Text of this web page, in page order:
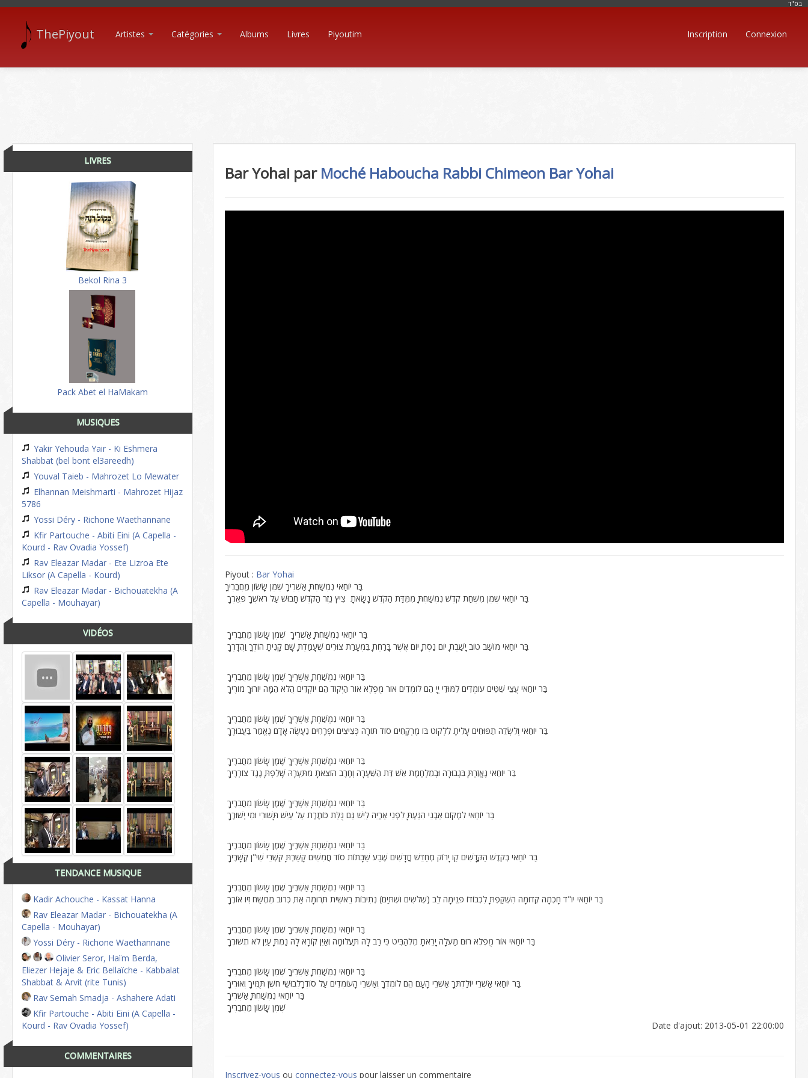
בּס"ד
ThePiyout Artistes Catégories Albums Livres Piyoutim Inscription Connexion
LIVRES
Bekol Rina 3
Pack Abet el HaMakam
MUSIQUES
Yakir Yehouda Yair - Ki Eshmera
Shabbat (bel bont el3areedh)
Youval Taieb - Mahrozet Lo Mewater
Elhannan Meishmarti - Mahrozet Hijaz
5786
Yossi Déry - Richone Waethannane
Kfir Partouche - Abiti Eini (A Capella -
Kourd - Rav Ovadia Yossef)
Rav Eleazar Madar - Ete Lizroa Ete
Liksor (A Capella - Kourd)
Rav Eleazar Madar - Bichouatekha (A
Capella - Mouhayar)
VIDÉOS
TENDANCE MUSIQUE
Kadir Achouche - Kassat Hanna
Rav Eleazar Madar - Bichouatekha (A
Capella - Mouhayar)
Yossi Déry - Richone Waethannane
Olivier Seror, Haïm Berda,
Eliezer Hejaje & Eric Bellaïche - Kabbalat
Shabbat & Arvit (rite Tunis)
Rav Semah Smadja - Ashahere Adati
Kfir Partouche - Abiti Eini (A Capella -
Kourd - Rav Ovadia Yossef)
COMMENTAIRES
Bar Yohai par Moché Haboucha Rabbi Chimeon Bar Yohai
Piyout : Bar Yohai
בַּר יוֹחַאי נִמְשַׁחְתָּ אַשְׁרֶיךָ שֶׁמֶן שָׂשׂוֹן מֵחֲבֵרֶיךָ
בַּר יוֹחַאי שֶׁמֶן מִשְׁחַת קֹדֶשׁ נִמְשַׁחְתָּ מִמִּדַּת הַקֹּדֶשׁ נָשָׂאתָ צִיץ נֵזֶר הַקֹּדֶשׁ חָבוּשׁ עַל רֹאשְׁךָ פְּאֵרֶךָ
בַּר יוֹחַאי נִמְשַׁחְתָּ אַשְׁרֶיךָ שֶׁמֶן שָׂשׂוֹן מֵחֲבֵרֶיךָ
בַּר יוֹחַאי מוֹשַׁב טוֹב יָשַׁבְתָּ יוֹם נַסְתָּ יוֹם אֲשֶׁר בָּרַחְתָּ בִּמְעָרַת צוּרִים שֶׁעָמַדְתָּ שָׁם קָנִיתָ הוֹדְךָ וַהֲדָרֶךָ
בַּר יוֹחַאי נִמְשַׁחְתָּ אַשְׁרֶיךָ שֶׁמֶן שָׂשׂוֹן מֵחֲבֵרֶיךָ
בַּר יוֹחַאי עֲצֵי שִׁטִּים עוֹמְדִים לִמּוּדֵי יְיָ הֵם לוֹמְדִים אוֹר מֻפְלֶא אוֹר הַיְקוֹד הֵם יוֹקְדִים הֲלֹא הֵמָּה יוֹרוּךָ מוֹרֶיךָ
בַּר יוֹחַאי נִמְשַׁחְתָּ אַשְׁרֶיךָ שֶׁמֶן שָׂשׂוֹן מֵחֲבֵרֶיךָ
בַּר יוֹחַאי וְלִשְׂדֵה תַפּוּחִים עָלִיתָ לִלְקוֹט בּוֹ מֶרְקָחִים סוֹד תּוֹרָה כְּצִיצִים וּפְרָחִים נַעֲשֶׂה אָדָם נֶאֱמַר בַּעֲבוּרֶךָ
בַּר יוֹחַאי נִמְשַׁחְתָּ אַשְׁרֶיךָ שֶׁמֶן שָׂשׂוֹן מֵחֲבֵרֶיךָ
בַּר יוֹחַאי נֶאֱזַרְתָּ בִּגְבוּרָה וּבְמִלְחֶמֶת אֵשׁ דַּת הַשַּׁעְרָה וְחֶרֶב הוֹצֵאתָ מִתַּעְרָהּ שָׁלַפְתָּ נֶגֶד צוֹרְרֶיךָ
בַּר יוֹחַאי נִמְשַׁחְתָּ אַשְׁרֶיךָ שֶׁמֶן שָׂשׂוֹן מֵחֲבֵרֶיךָ
בַּר יוֹחַאי לִמְקוֹם אַבְנֵי הִגַּעְתָּ לִפְנֵי אַרְיֵה לַיִשׁ גַּם גֻּלַּת כּוֹתֶרֶת עַל עַיִשׁ תָּשׁוּרִי וּמִי יְשׁוּרֶךָ
בַּר יוֹחַאי נִמְשַׁחְתָּ אַשְׁרֶיךָ שֶׁמֶן שָׂשׂוֹן מֵחֲבֵרֶיךָ
בַּר יוֹחַאי בְּקֹדֶשׁ הַקֳּדָשִׁים קַו יָרוֹק מְחַדֵּשׁ חֳדָשִׁים שֶׁבַע שַׁבָּתוֹת סוֹד חֲמִשִּׁים קָשַׁרְתָּ קִשְׁרֵי שִׁי"ן קְשָׁרֶיךָ
בַּר יוֹחַאי נִמְשַׁחְתָּ אַשְׁרֶיךָ שֶׁמֶן שָׂשׂוֹן מֵחֲבֵרֶיךָ
בַּר יוֹחַאי יוּ"ד חָכְמָה קְדוּמָה הִשְׁקַפְתָּ לִכְבוֹדוֹ פְּנִימָה לֵב (שְׁלשִׁים וּשְׁתַּיִם) נְתִיבוֹת רֵאשִׁית תְּרוּמָה אַתְּ כְּרוּב מִמְשַׁח זִיו אוֹרֶךָ
בַּר יוֹחַאי נִמְשַׁחְתָּ אַשְׁרֶיךָ שֶׁמֶן שָׂשׂוֹן מֵחֲבֵרֶיךָ
בַּר יוֹחַאי אוֹר מֻפְלֶא רוּם מַעְלָה יָרֵאתָ מִלְהַבִּיט כִּי רַב לָהּ תַּעֲלוּמָה וְאַיִן קוֹרָא לָהּ נַמְתָּ עַיִן לֹא תְשׁוּרֶךָ
בַּר יוֹחַאי נִמְשַׁחְתָּ אַשְׁרֶיךָ שֶׁמֶן שָׂשׂוֹן מֵחֲבֵרֶיךָ
בַּר יוֹחַאי אַשְׁרֵי יוֹלַדְתֶּךָ אַשְׁרֵי הָעָם הֵם לוֹמְדֶךָ וְאַשְׁרֵי הָעוֹמְדִים עַל סוֹדֶךָלְבוּשֵׁי חשֶׁן תֻּמֶּיךָ וְאוּרֶיךָ
בַּר יוֹחַאי נִמְשַׁחְתָּ אַשְׁרֶיךָ
שֶׁמֶן שָׂשׂוֹן מֵחֲבֵרֶיךָ
Date d'ajout: 2013-05-01 22:00:00
Inscrivez-vous ouconnectez-vous pour laisser un commentaire